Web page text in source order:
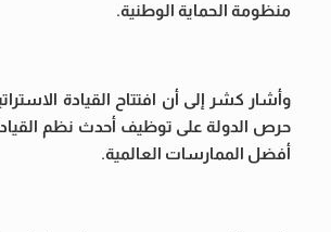
منظومة الحماية الوطنية.
وأشار كشر إلى أن افتتاح القيادة
حرص الدولة على توظيف أحدث نظم
أفضل الممارسات العالمية.